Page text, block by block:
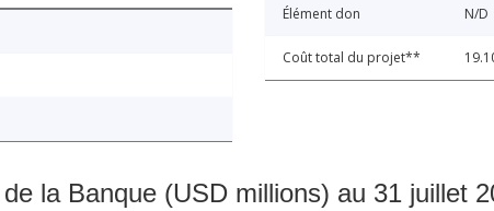
Élément don N/D
Coût total du projet**
la Banque (USD millions) au 31 juillet